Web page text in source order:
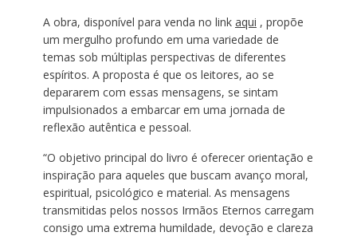
A obra, disponível para venda no link aqui , propõe
um mergulho profundo em uma variedade de
temas sob múltiplas perspectivas de diferentes
espíritos. A proposta é que os leitores, ao se
depararem com essas mensagens, se sintam
impulsionados a embarcar em uma jornada de
reflexão autêntica e pessoal.
“O objetivo principal do livro é oferecer orientação e
inspiração para aqueles que buscam avanço moral,
espiritual, psicológico e material. As mensagens
transmitidas pelos nossos Irmãos Eternos carregam
consigo uma extrema humildade, devoção e clareza